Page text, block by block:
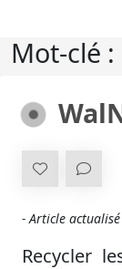
Mot-clé :
- Article
Recycler